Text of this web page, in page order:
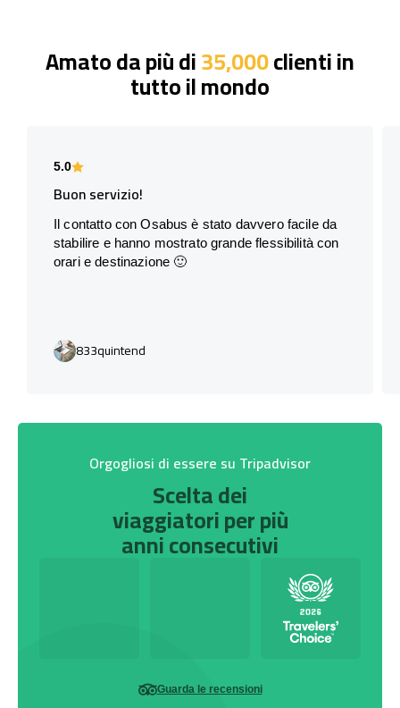
Amato da più di35,000clienti in
tutto il mondo
5.0
Buon servizio!
Il contatto con Osabus è stato davvero facile da
stabilire e hanno mostrato grande flessibilità con
orari e destinazione 🙂
833quintend
Orgogliosi di essere su Tripadvisor
Scelta dei
viaggiatori per più
anni consecutivi
Guarda le recensioni